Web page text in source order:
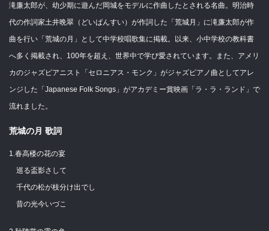
滝廉太郎が、幼少期に遊んだ岡城をモデルに作曲したとされる名曲。明治時
代の作詞家土井晩翠（どいばんすい）が作詞した「荒城月」に滝廉太郎が作
曲を行い「荒城の月」として中学校唱歌集に掲載。以来、小中学校の教科書
へ多く掲載され、100年を超え、世界中で学び愛されています。また、アメリ
カのジャズピアニスト「セロニアス・モンク」がジャズピアノ曲としてアレ
ンジした「Japanese Folk Songs」がアカデミー賞映画「ラ・ラ・ランド」で
流れました。
荒城の月 歌詞
1.春高楼の花の宴
巡る盃影さして
千代の松が枝分け出でし
昔の光今いづこ